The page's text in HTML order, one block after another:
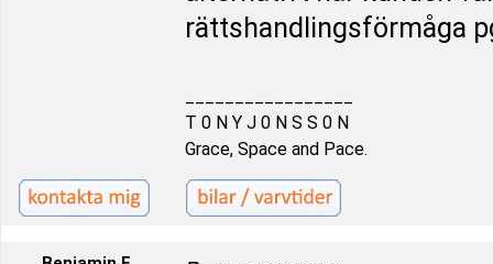
rättshandlingsförmåga
T 0 N Y J 0 N S S 0 N
Grace, Space and Pace.